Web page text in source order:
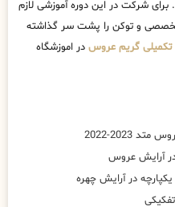
شرکت در این دوره آموزشی لازم
و توکن را پشت سر گذاشته
گریم عروس در اموزشگاه
2022
آرایش عروس
در آرایش چهره